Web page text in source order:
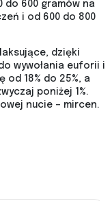
do 600 gramów na
i od 600 do 800
dzięki
wywołania euforii i
18% do 25%, a
poniżej 1%.
nucie – mircen.